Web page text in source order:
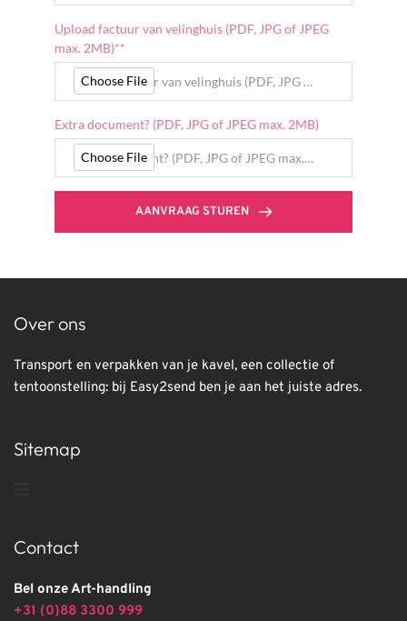
Upload factuur van velinghuis (PDF, JPG of JPEG
max. 2MB)**
Upload factuur van velinghuis (PDF, JPG of JPEG max. 2MB)**
Choose File
Extra document? (PDF, JPG of JPEG max. 2MB)
Extra document? (PDF, JPG of JPEG max. 2MB)
Choose File
AANVRAAG STUREN
Over ons
Transport en verpakken van je kavel, een collectie of
tentoonstelling: bij Easy2send ben je aan het juiste adres.
Sitemap
Contact
Bel onze Art-handling
+31 (0)88 3300 999